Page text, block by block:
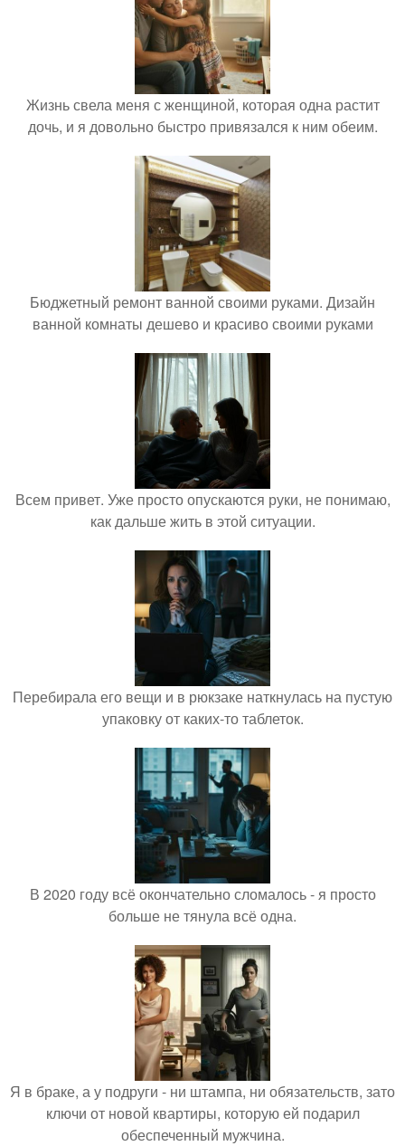
Жизнь свела меня с женщиной, которая одна растит
дочь, и я довольно быстро привязался к ним обеим.
Бюджетный ремонт ванной своими руками. Дизайн
ванной комнаты дешево и красиво своими руками
Всем привет. Уже просто опускаются руки, не понимаю,
как дальше жить в этой ситуации.
Перебирала его вещи и в рюкзаке наткнулась на пустую
упаковку от каких-то таблеток.
В 2020 году всё окончательно сломалось - я просто
больше не тянула всё одна.
Я в браке, а у подруги - ни штампа, ни обязательств, зато
ключи от новой квартиры, которую ей подарил
обеспеченный мужчина.